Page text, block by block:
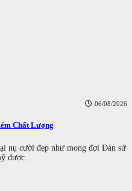
06/08/2026
Chất Lượng
nụ cười đẹp như mong đợi Dán sứ
được...